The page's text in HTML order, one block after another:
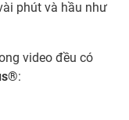
phút và hầu như
video đều có
: